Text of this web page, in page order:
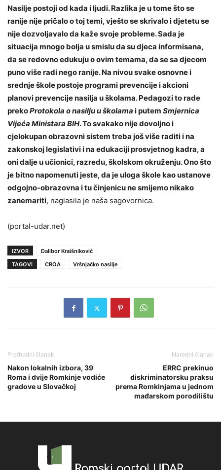
Nasilje postoji od kada i ljudi. Razlika je u tome što se
ranije nije pričalo o toj temi, vješto se skrivalo i djetetu se
nije dozvoljavalo da kaže svoje probleme. Sada je
situacija mnogo bolja u smislu da su djeca informisana,
da se redovno edukuju o ovim temama, da se sa djecom
puno više radi nego ranije. Na nivou svake osnovne i
srednje škole postoje programi prevencije i akcioni
planovi prevencije nasilja u školama. Pedagozi to rade
prekoProtokola o nasilju u školama i putem Smjernica
Vijeća Ministara BIH. To svakako nije dovoljno i
cjelokupan obrazovni sistem treba još više raditi i na
zakonskoj legislativi i na edukaciji prosvjetnog kadra, a
oni dalje u učionici, razredu, školskom okruženju. Ono što
je bitno napomenuti jeste, da je uloga škole kao ustanove
odgojno-obrazovna i tu činjenicu ne smijemo nikako
zanemariti, naglasila je naša sagovornica.
(portal-udar.net)
IZVOR
Dalibor Kraišniković
TAGOVI
CROA Vršnjačko nasilje
Prethodni članak
Nakon lokalnih izbora, 39
Roma i dvije Romkinje vodiće
gradove u Slovačkoj
Naredni članak
ERRC prekinuo
diskriminatorsku praksu
prema Romkinjama u jednom
mađarskom porodilištu